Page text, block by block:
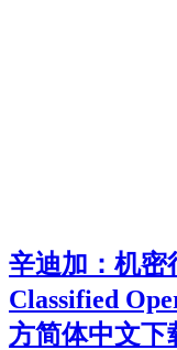
辛迪加：机密
Classified
方简体中文下